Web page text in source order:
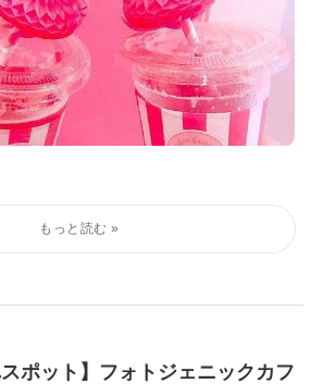
スポット】フォトジェニックカフ